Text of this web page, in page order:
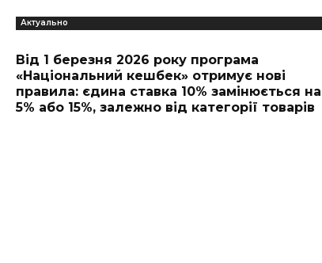
Актуально
Від 1 березня 2026 року програма
«Національний кешбек» отримує нові
правила: єдина ставка 10% замінюється на
5% або 15%, залежно від категорії товарів